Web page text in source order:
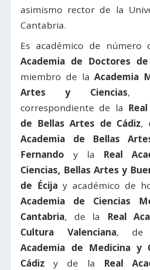
asimismo rector de la
Cantabria.
Es académico de número
Academia de Doctores de
miembro de laAcademia
Artes y Ciencias,
correspondiente de la
de Bellas Artes de Cádiz,
Academia de Bellas
Fernando y la Real
Ciencias, Bellas Artes y
de Écija y académico de
Academia de Ciencias
Cantabria, de la Real
Cultura Valenciana,
Academia de Medicina y
Cádiz y de la Real